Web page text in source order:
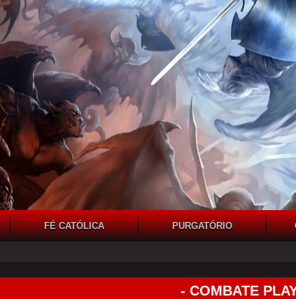
FÉ CATÓLICA PURGATÓRIO
- COMBATE